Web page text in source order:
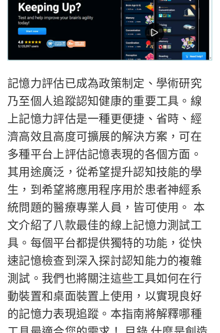
記憶力評估已成為政策制定、學術研究
乃至個人追蹤認知健康的重要工具。線
上記憶力評估是一種更便捷、省時、經
濟高效且高度可擴展的解決方案，可在
多種平台上評估記憶表現的各個方面。
其用途廣泛，從希望提升認知技能的學
生，到希望將應用程序用於患者神經系
統問題的醫療專業人員，皆可使用。 本
文介紹了八款最佳的線上記憶力測試工
具。每個平台都提供獨特的功能，從快
速記憶檢查到深入探討認知能力的複雜
測試。我們也將關注這些工具如何在行
動裝置和桌面裝置上使用，以實現良好
的記憶力表現追蹤。本指南將解釋哪種